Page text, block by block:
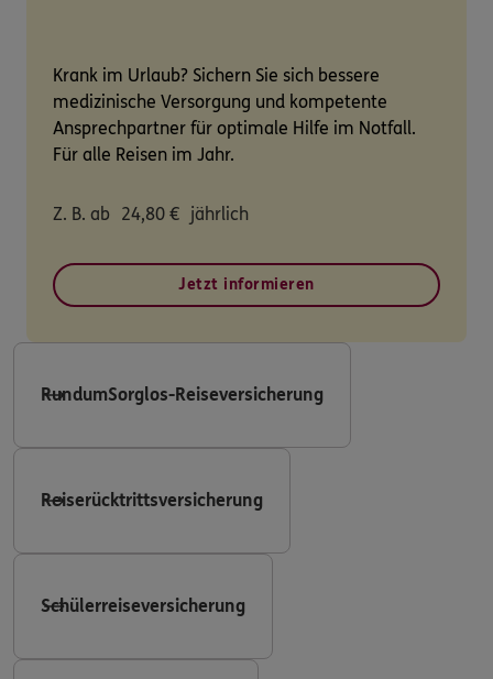
Krank im Urlaub? Sichern Sie sich bessere
medizinische Versorgung und kompetente
Ansprechpartner für optimale Hilfe im Notfall.
Für alle Reisen im Jahr.
Z. B. ab 24,80 € jährlich
Jetzt informieren
RundumSorglos-Reiseversicherung
Reiserücktrittsversicherung
Schülerreiseversicherung